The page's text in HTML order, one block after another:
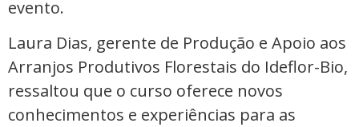
evento.
Laura Dias, gerente de Produção e Apoio aos
Arranjos Produtivos Florestais do Ideflor-Bio,
ressaltou que o curso oferece novos
conhecimentos e experiências para as